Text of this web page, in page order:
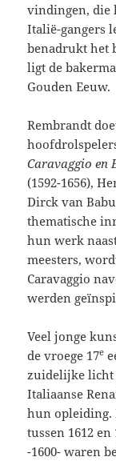
vindingen, die
Italië-gangers
benadrukt het
ligt de
Gouden Eeuw.
Rembrandt
Caravaggio en
(1592-1656),
Dirck van
thematische
hun werk
meesters,
Caravaggio
werden
Veel jonge
de vroege 17e
zuidelijke licht
Italiaanse
hun opleiding.
tussen 1612
-1600- waren